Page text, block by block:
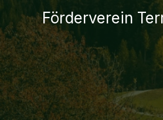
Förderverein